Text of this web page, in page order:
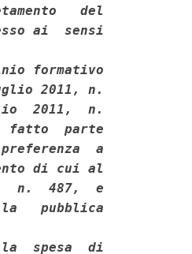
del
ai  sensi
formativo
2011, n.
2011,  n.
fatto  parte
a
di cui al
n.  487,  e
pubblica
spesa  di